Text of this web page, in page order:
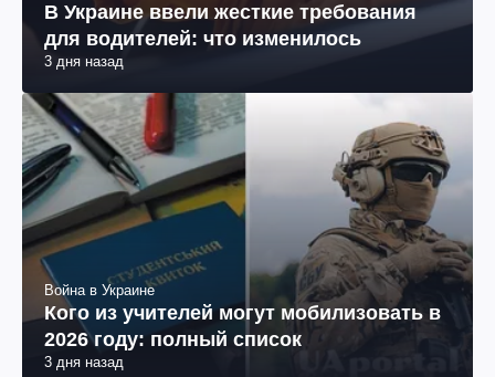
В Украине ввели жесткие требования
для водителей: что изменилось
3 дня назад
Война в Украине
Кого из учителей могут мобилизовать в
2026 году: полный список
3 дня назад